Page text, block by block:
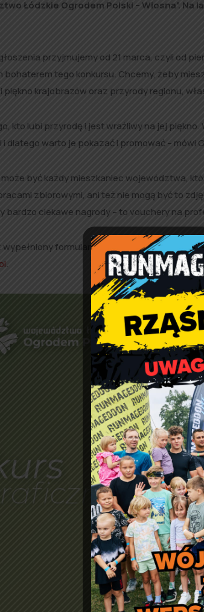
Łódzkie Ogrodem Polski – Wiosna”.
przyjmujemy od 21 marca, czyli od
bohaterem tego konkursu. Chcemy, żeby
piękno krajobrazów oraz przyrody regionu,
kto lubi przyrodę i jest wrażliwy na jej
dlatego warto je pokazać i promować – mówi
być każdy mieszkaniec województwa,
zbiorowymi, ani też nie mogą być to
bardzo ciekawe nagrody – to vouchery na
formularz i załączniki, należy
.